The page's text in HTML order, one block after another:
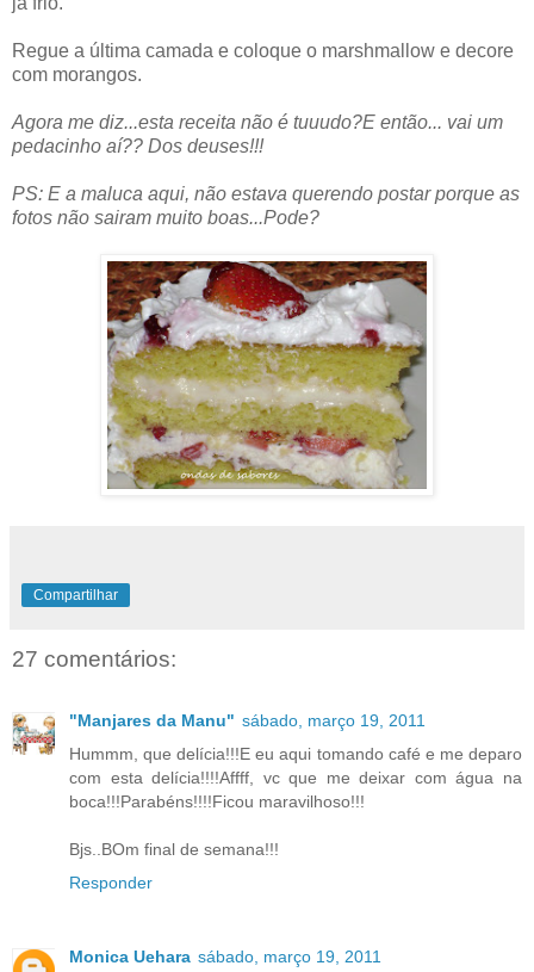
Regue a última camada e coloque o marshmallow e decore
com morangos.
Agora me diz...esta receita não é tuuudo?E então... vai um
pedacinho aí?? Dos deuses!!!
PS: E a maluca aqui, não estava querendo postar porque as
fotos não sairam muito boas...Pode?
Compartilhar
27 comentários:
"Manjares da Manu" sábado, março 19, 2011
Hummm, que delícia!!!E eu aqui tomando café e me deparo
com esta delícia!!!!Affff, vc que me deixar com água na
boca!!!Parabéns!!!!Ficou maravilhoso!!!
Bjs..BOm final de semana!!!
Responder
Monica Uehara sábado, março 19, 2011